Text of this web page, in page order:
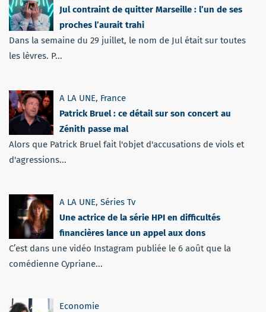
Jul contraint de quitter Marseille : l’un de ses
proches l’aurait trahi
Dans la semaine du 29 juillet, le nom de Jul était sur toutes
les lèvres. P...
A LA UNE, France
Patrick Bruel : ce détail sur son concert au
Zénith passe mal
Alors que Patrick Bruel fait l'objet d'accusations de viols et
d'agressions...
A LA UNE, Séries Tv
Une actrice de la série HPI en difficultés
financières lance un appel aux dons
C’est dans une vidéo Instagram publiée le 6 août que la
comédienne Cypriane...
Economie